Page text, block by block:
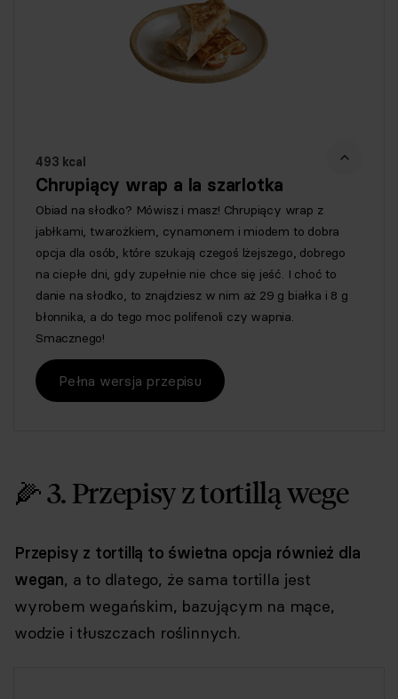
493 kcal
Chrupiący wrap a la szarlotka
Obiad na słodko? Mówisz i masz! Chrupiący wrap z
jabłkami, twarożkiem, cynamonem i miodem to dobra
opcja dla osób, które szukają czegoś lżejszego, dobrego
na ciepłe dni, gdy zupełnie nie chce się jeść. I choć to
danie na słodko, to znajdziesz w nim aż 29 g białka i 8 g
błonnika, a do tego moc polifenoli czy wapnia.
Smacznego!
Pełna wersja przepisu
🌽 3. Przepisy z tortillą wege
Przepisy z tortillą to świetna opcja również dla
wegan, a to dlatego, że sama tortilla jest
wyrobem wegańskim, bazującym na mące,
wodzie i tłuszczach roślinnych.